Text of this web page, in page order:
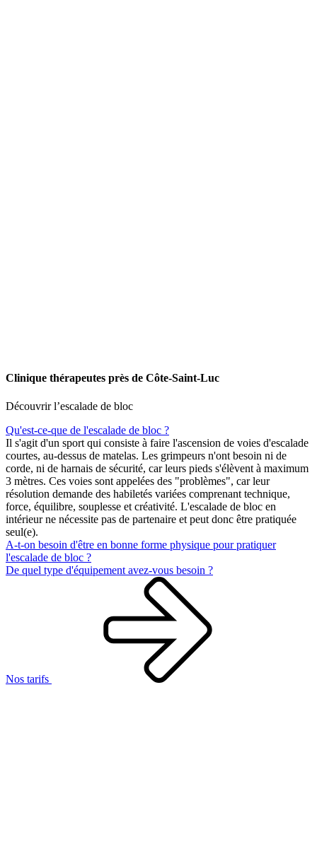
Clinique thérapeutes près de Côte-Saint-Luc
Découvrir l’escalade de bloc
Qu'est-ce-que de l'escalade de bloc ?
Il s'agit d'un sport qui consiste à faire l'ascension de voies d'escalade
courtes, au-dessus de matelas. Les grimpeurs n'ont besoin ni de
corde, ni de harnais de sécurité, car leurs pieds s'élèvent à maximum
3 mètres. Ces voies sont appelées des "problèmes", car leur
résolution demande des habiletés variées comprenant technique,
force, équilibre, souplesse et créativité. L'escalade de bloc en
intérieur ne nécessite pas de partenaire et peut donc être pratiquée
seul(e).
A-t-on besoin d'être en bonne forme physique pour pratiquer
l'escalade de bloc ?
De quel type d'équipement avez-vous besoin ?
Nos tarifs